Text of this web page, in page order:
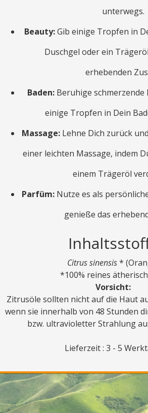
unterwegs.
Beauty:Gib einige Tropfen in
Duschgel oder ein
erhebenden
Baden:Beruhige schmerzende
einige Tropfen in Dein
Massage: Lehne Dich zurück
einer leichten Massage, indem
einem Trägeröl
Parfüm:Nutze es als
genieße das
Citrus sinensis*
*100% reines
Vorsicht:
Zitrusöle sollten nicht auf die Haut
wenn sie innerhalb von 48 Stunden
bzw. ultravioletter Strahlung
Lieferzeit : 3 - 5